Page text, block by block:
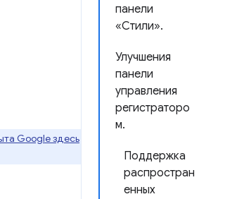
панели
«Стили».
Улучшения
панели
управления
регистраторо
м.
Поддержка
распростран
енных
Google здесь